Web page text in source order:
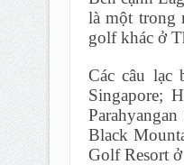
là một trong
golf khác ở
Các câu lạc
Singapore;
Black
Golf Resort